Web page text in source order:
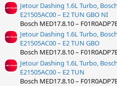
Jetour Dashing 1.6L Turbo,
E21505AC00 – E2 TUN GBO NI
Bosch MED17.8.10 –
Jetour Dashing 1.6L Turbo,
E21505AC00 – E2 TUN GBO
Bosch MED17.8.10 –
Jetour Dashing 1.6L Turbo,
E21505AC00 – E2 TUN
Bosch MED17.8.10 –